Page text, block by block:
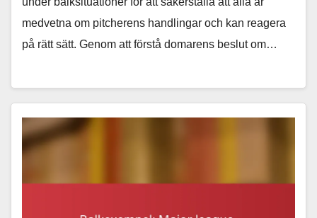
medvetna om pitcherens handlingar och kan reagera
på rätt sätt. Genom att förstå domarens beslut om…